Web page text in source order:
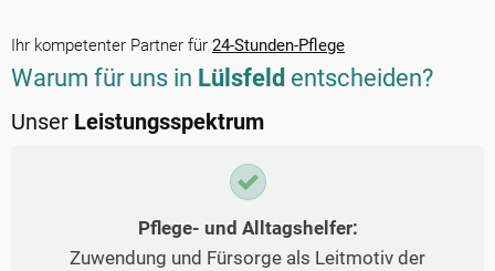
Ihr kompetenter Partner für 24-Stunden-Pflege
Warum für uns in Lülsfeld entscheiden?
Unser Leistungsspektrum
Pflege- und Alltagshelfer:
Zuwendung und Fürsorge als Leitmotiv der